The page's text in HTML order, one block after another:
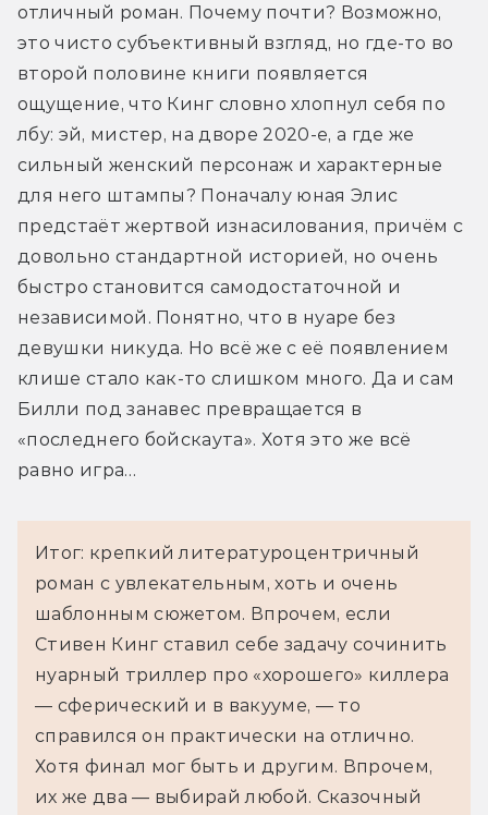
отличный роман. Почему почти? Возможно,
это чисто субъективный взгляд, но где-то во
второй половине книги появляется
ощущение, что Кинг словно хлопнул себя по
лбу: эй, мистер, на дворе 2020-е, а где же
сильный женский персонаж и характерные
для него штампы? Поначалу юная Элис
предстаёт жертвой изнасилования, причём с
довольно стандартной историей, но очень
быстро становится самодостаточной и
независимой. Понятно, что в нуаре без
девушки никуда. Но всё же с её появлением
клише стало как-то слишком много. Да и сам
Билли под занавес превращается в
«последнего бойскаута». Хотя это же всё
равно игра…
Итог: крепкий литературоцентричный
роман с увлекательным, хоть и очень
шаблонным сюжетом. Впрочем, если
Стивен Кинг ставил себе задачу сочинить
нуарный триллер про «хорошего» киллера
— сферический и в вакууме, — то
справился он практически на отлично.
Хотя финал мог быть и другим. Впрочем,
их же два — выбирай любой. Сказочный